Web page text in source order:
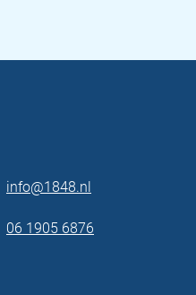
info@1848.nl
06 1905 6876